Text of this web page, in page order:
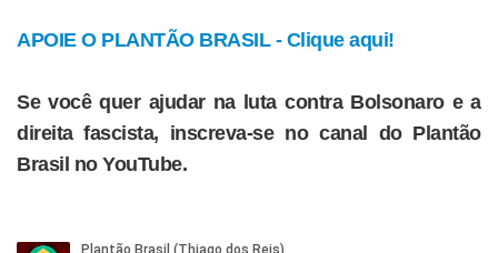
APOIE O PLANTÃO BRASIL - Clique aqui!
Se você quer ajudar na luta contra Bolsonaro e a
direita fascista, inscreva-se no canal do Plantão
Brasil no YouTube.